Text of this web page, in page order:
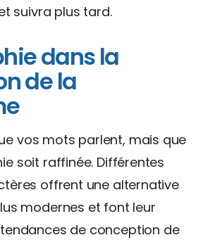
suivra plus tard.
dans la
de la
vos mots parlent, mais que
soit raffinée. Différentes
offrent une alternative
modernes et font leur
de conception de